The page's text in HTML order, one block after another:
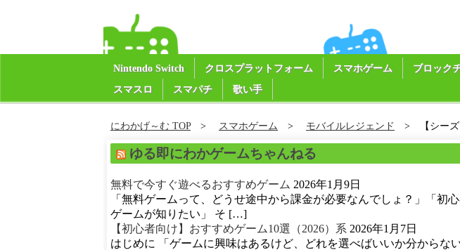
Nintendo Switch クロスプラットフォーム スマホゲーム ブロック
スマスロ
スマパチ 歌い手
にわかげ～む TOP スマホゲーム モバイルレジェンド 【シー
ゆる即にわかゲームちゃんねる
無料で今すぐ遊べるおすすめゲーム 2026年1月9日
「無料ゲームって、どうせ途中から課金が必要なんでしょ？」「初
ゲームが知りたい」 そ […]
【初心者向け】おすすめゲーム10選（2026）系 2026年1月7日
はじめに 「ゲームに興味はあるけど、どれを選べばいいか分からな